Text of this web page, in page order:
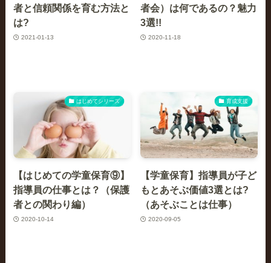
者と信頼関係を育む方法と
は?
2021-01-13
者会）は何であるの？魅力
3選!!
2020-11-18
はじめてシリーズ
【はじめての学童保育⑨】
指導員の仕事とは？（保護
者との関わり編）
2020-10-14
育成支援
【学童保育】指導員が子ど
もとあそぶ価値3選とは?
（あそぶことは仕事）
2020-09-05